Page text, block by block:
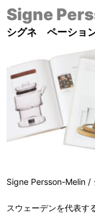
Signe
シグネ ペーショ
Signe Persson-Melin /
スウェーデンを代表す